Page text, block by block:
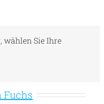
wählen Sie Ihre
Fuchs